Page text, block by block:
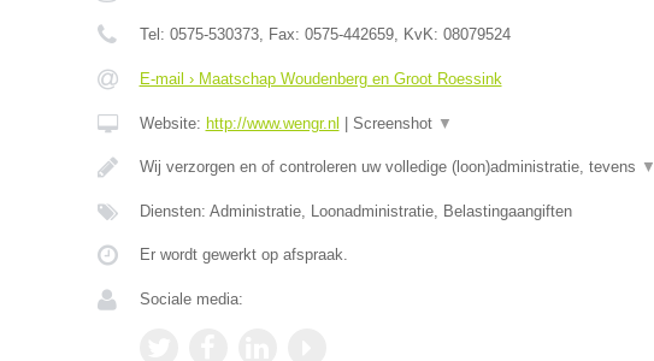
Tel: 0575-530373, Fax: 0575-442659, KvK: 08079524
E-mail › Maatschap Woudenberg en Groot Roessink
Website: http://www.wengr.nl Screenshot ▼
Wij verzorgen en of controleren uw volledige (loon)administratie, tevens ▼
Diensten: Administratie, Loonadministratie, Belastingaangiften
Er wordt gewerkt op afspraak.
Sociale media: